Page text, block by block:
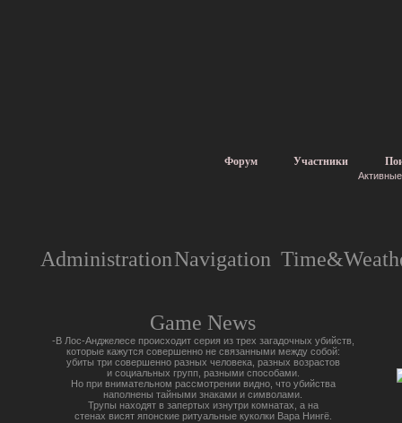
Форум Участники
AdministrationNavigation
Game News
-В Лос-Анджелесе происходит серия из трех загадочных убийств,
которые кажутся совершенно не связанными между собой:
убиты три совершенно разных человека, разных возрастов
и социальных групп, разными способами.
Но при внимательном рассмотрении видно, что убийства
наполнены тайными знаками и символами.
Трупы находят в запертых изнутри комнатах, а на
стенах висят японские ритуальные куколки Вара Нингё.